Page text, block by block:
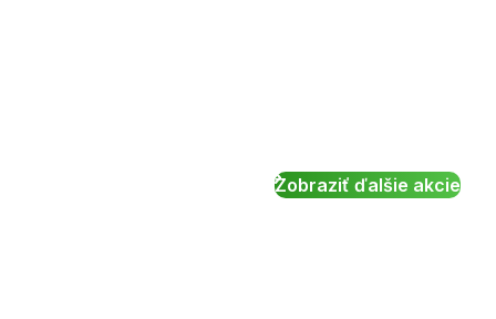
Zobraziť ďalšie akcie